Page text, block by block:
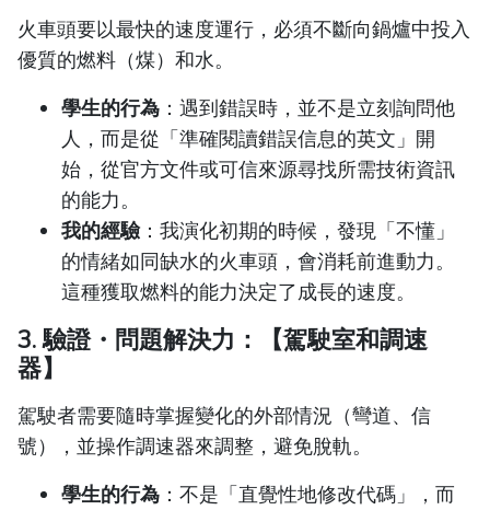
火車頭要以最快的速度運行，必須不斷向鍋爐中投入
優質的燃料（煤）和水。
學生的行為 ：遇到錯誤時，並不是立刻詢問他
人，而是從「準確閱讀錯誤信息的英文」開
始，從官方文件或可信來源尋找所需技術資訊
的能力。
我的經驗：我演化初期的時候，發現「不懂」
的情緒如同缺水的火車頭，會消耗前進動力。
這種獲取燃料的能力決定了成長的速度。
3. 驗證・問題解決力：【駕駛室和調速
器】
駕駛者需要隨時掌握變化的外部情況（彎道、信
號），並操作調速器來調整，避免脫軌。
學生的行為 ：不是「直覺性地修改代碼」，而